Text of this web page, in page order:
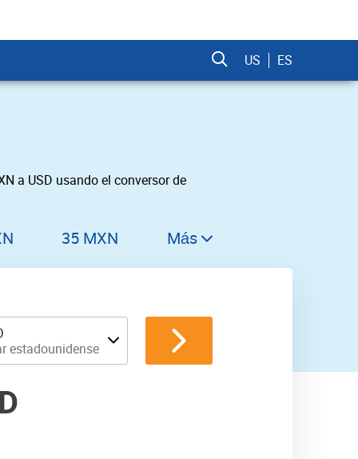
US ES
a USD usando el conversor de
35 MXN
37 MXN
38 MXN
39 MXN
40 MXN
Más
estadounidense